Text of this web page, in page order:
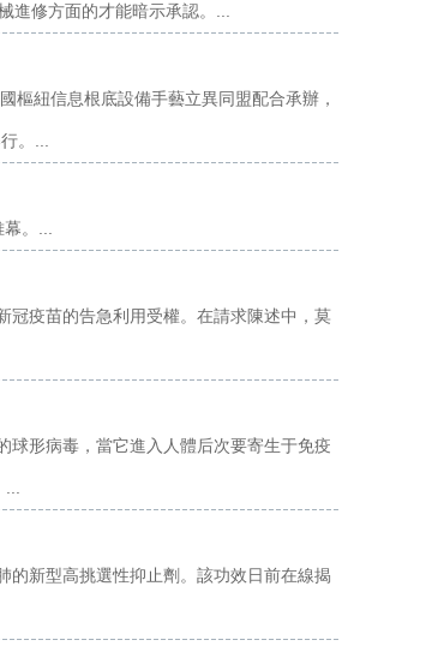
修方面的才能暗示承認。...
樞紐信息根底設備手藝立異同盟配合承辦，
。...
。...
冠疫苗的告急利用受權。在請求陳述中，莫
球形病毒，當它進入人體后次要寄生于免疫
的新型高挑選性抑止劑。該功效日前在線揭